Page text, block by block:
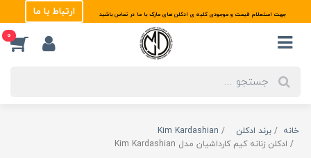
جهت استعلام قیمت و موجودی کلیه ی ادکلن های مارک با ما در تماس باشید ارتباط با ما
0
خانه برند ادکلن
Kim Kardashian
ادکلن زنانه کیم کارداشیان مدل Kim Kardashian